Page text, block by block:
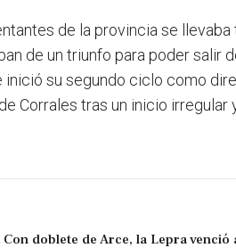
de la provincia se llevaba
de un triunfo para poder salir
inició su segundo ciclo como
Corrales tras un inicio irregular
Con doblete de Arce, la Lepra venció